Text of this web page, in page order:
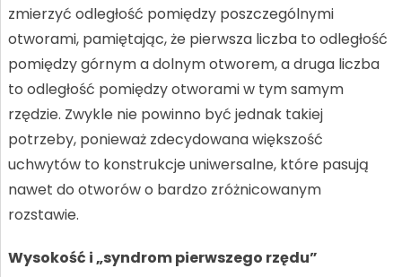
zmierzyć odległość pomiędzy poszczególnymi
otworami, pamiętając, że pierwsza liczba to odległość
pomiędzy górnym a dolnym otworem, a druga liczba
to odległość pomiędzy otworami w tym samym
rzędzie. Zwykle nie powinno być jednak takiej
potrzeby, ponieważ zdecydowana większość
uchwytów to konstrukcje uniwersalne, które pasują
nawet do otworów o bardzo zróżnicowanym
rozstawie.
Wysokość i „syndrom pierwszego rzędu”